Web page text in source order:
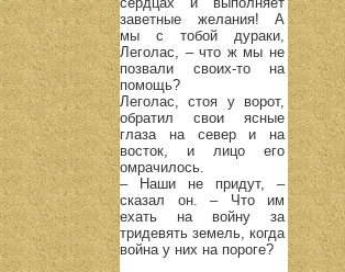
заветные желания! А
мы с тобой дураки,
Леголас, – что ж мы не
позвали своих-то на
помощь?
Леголас, стоя у ворот,
обратил свои ясные
глаза на север и на
восток, и лицо его
омрачилось.
– Наши не придут, –
сказал он. – Что им
ехать на войну за
тридевять земель, когда
война у них на пороге?